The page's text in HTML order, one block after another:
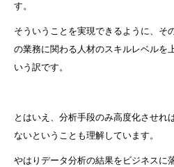
す。
そういうことを実現できるように、そ
の業務に関わる人材のスキルレベルを
いう訳です。
とはいえ、分析手段のみ高度化させれ
ないということも理解しています。
やはりデータ分析の結果をビジネスに